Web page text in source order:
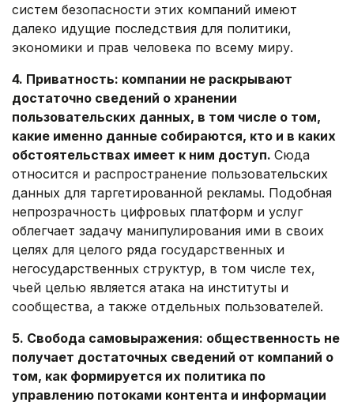
систем безопасности этих компаний имеют
далеко идущие последствия для политики,
экономики и прав человека по всему миру.
4. Приватность: компании не раскрывают
достаточно сведений о хранении
пользовательских данных, в том числе о том,
какие именно данные собираются, кто и в каких
обстоятельствах имеет к ним доступ. Сюда
относится и распространение пользовательских
данных для таргетированной рекламы. Подобная
непрозрачность цифровых платформ и услуг
облегчает задачу манипулирования ими в своих
целях для целого ряда государственных и
негосударственных структур, в том числе тех,
чьей целью является атака на институты и
сообщества, а также отдельных пользователей.
5. Свобода самовыражения: общественность не
получает достаточных сведений от компаний о
том, как формируется их политика по
управлению потоками контента и информации